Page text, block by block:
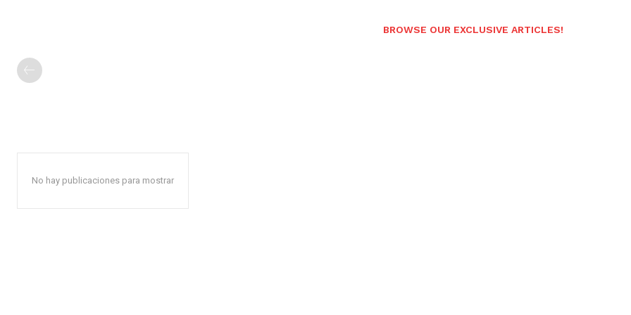
BROWSE OUR EXCLUSIVE ARTICLES!
No hay publicaciones para mostrar